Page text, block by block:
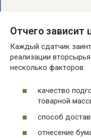
Отчего зависит
Каждый сдатчик
реализации
несколько факторов:
качество
товарной
способ
отнесение